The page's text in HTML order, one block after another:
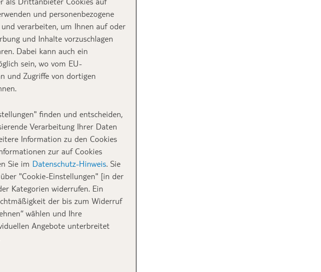
und personenbezogene
verarbeiten, um Ihnen auf oder
und Inhalte vorzuschlagen
Dabei kann auch ein
sein, wo vom EU-
und Zugriffe von dortigen
finden und entscheiden,
Verarbeitung Ihrer Daten
Information zu den Cookies
zur auf Cookies
Sie im Datenschutz-Hinweis. Sie
"Cookie-Einstellungen" [in der
Kategorien widerrufen. Ein
der bis zum Widerruf
wählen und Ihre
Angebote unterbreitet